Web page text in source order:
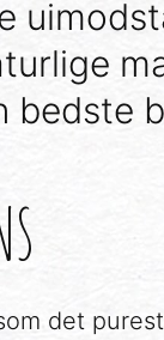
bedste
det